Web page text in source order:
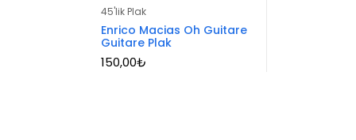
45'lik Plak
Enrico Macias Oh Guitare
Guitare Plak
150,00₺